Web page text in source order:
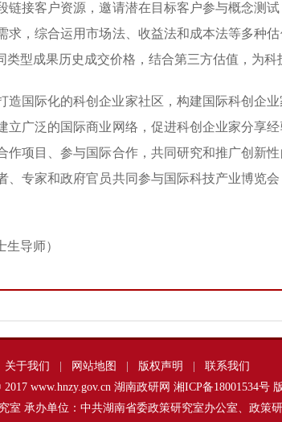
接客户资源，邀请潜在目标客户参与概念测
，综合运用市场法、收益法和成本法等多种
型成果历史成交价格，结合第三方估值，为科
国际化的科创企业家社区，构建国际科创企
广泛的国际商业网络，促进科创企业家分享
项目、参与国际合作，共同研究和推广创新
专家和政府官员共同参与国际科技产业博览
导师）
关于我们 网站地图 版权声明
联系我们
www.hnzy.gov.cn 湖南政研网 湘ICP备18001534号
室 承办单位：中共湖南省委政策研究室办公室、政策